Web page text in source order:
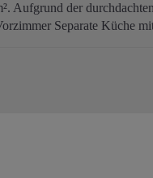
Aufgrund der
Separate Küche